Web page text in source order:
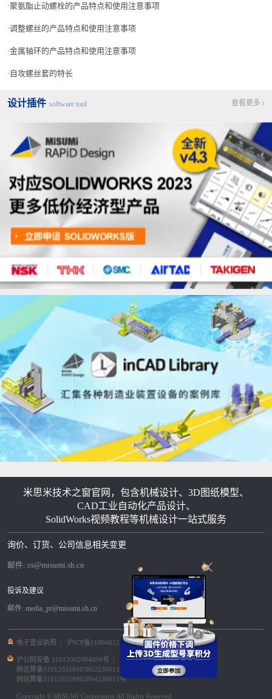
聚氨酯止动螺栓的产品特点和使用注意事项
调整螺丝的产品特点和使用注意事项
金属轴环的产品特点和使用注意事项
自攻螺丝套的特长
设计插件 software tool 查看更多
米思米技术之窗官网，包含机械设计、3D图纸模型、
CAD工业自动化产品设计、
SolidWorks视频教程等机械设计一站式服务
询价、订货、公司信息相关变更
邮件: cs@misumi.sh.cn
投诉及建议
邮件: media_pr@misumi.sh.cn
电子营业执照 沪ICP备11004012号-8|
沪公网安备 31012002004099号
网信算备310120358903802230013号
网信算备310120358903804230015号
Copyright © MISUMI Corporation All Rights Reserved.